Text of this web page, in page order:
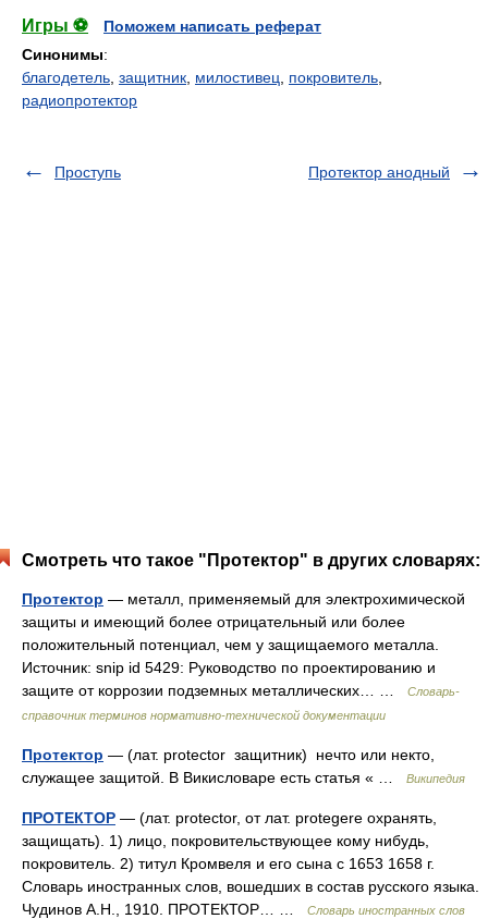
Игры ⚽
Поможем написать реферат
Синонимы:
благодетель защитник милостивец покровитель
радиопротектор
Проступь Протектор анодный
Смотреть что такое "Протектор" в других словарях:
Протектор — металл, применяемый для электрохимической
защиты и имеющий более отрицательный или более
положительный потенциал, чем у защищаемого металла.
Источник: snip id 5429: Руководство по проектированию и
защите от коррозии подземных металлических… …
Словарь-
справочник терминов нормативно-технической документации
Протектор — (лат. protector защитник) нечто или некто,
служащее защитой. В Викисловаре есть статья « …
Википедия
ПРОТЕКТОР — (лат. protector, от лат. protegere охранять,
защищать). 1) лицо, покровительствующее кому нибудь,
покровитель. 2) титул Кромвеля и его сына с 1653 1658 г.
Словарь иностранных слов, вошедших в состав русского языка.
Чудинов А.Н., 1910. ПРОТЕКТОР… …
Словарь иностранных слов